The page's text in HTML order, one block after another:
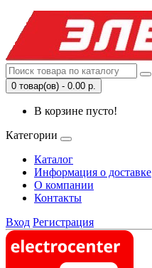
0 товар(ов) - 0.00 р.
В корзине пусто!
Категории
Каталог
Информация о доставке
О компании
Контакты
Вход Регистрация